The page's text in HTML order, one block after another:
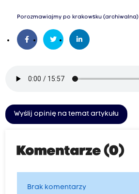
Porozmawiajmy po krakowsku (archiwalna)
Wyślij opinię na temat artykułu
Komentarze (0)
Brak komentarzy